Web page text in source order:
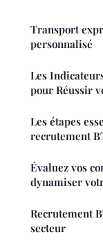
Transport
personnalisé
Les
pour Réussir
Les étapes
recrutement
Évaluez vos
dynamiser
Recrutement
secteur